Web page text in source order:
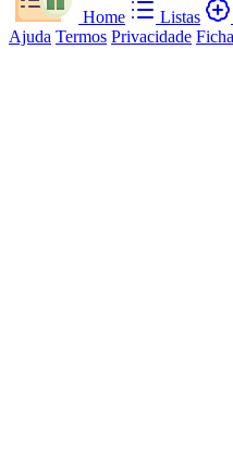
Home Listas
Ajuda Termos Privacidade